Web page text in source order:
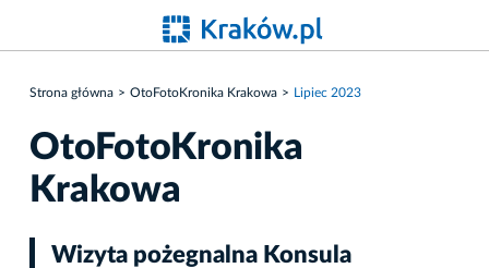
Strona główna OtoFotoKronika Krakowa Lipiec 2023
OtoFotoKronika
Krakowa
Wizyta pożegnalna Konsula